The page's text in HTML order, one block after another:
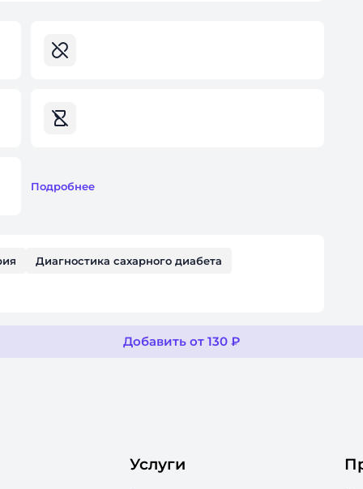
Подробнее
Диагностика сахарного диабета
Добавить от 130 ₽
Услуги